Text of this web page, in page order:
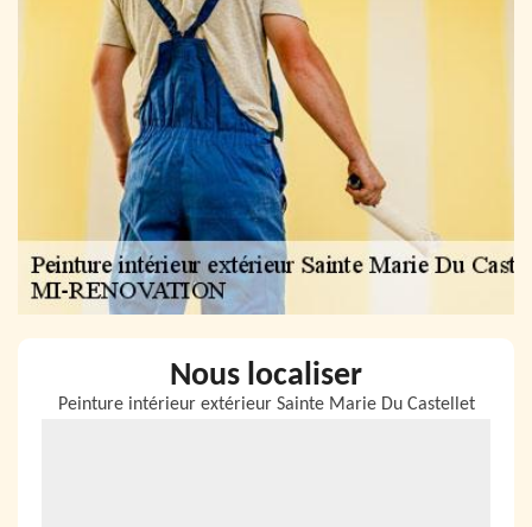
Nous localiser
Peinture intérieur extérieur Sainte Marie Du Castellet